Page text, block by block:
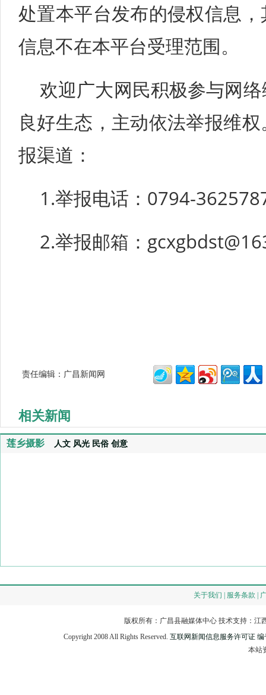
处置本平台发布的侵权信息
信息不在本平台受理范围。
欢迎广大网民积极参与网
良好生态，主动依法举报维
报渠道：
1.举报电话：0794-
2.举报邮箱：
责任编辑：广昌新闻网
相关新闻
莲乡摄影 人文 风光 民俗 创意
关于我们 | 服务条款 |
版权所有：广昌县融媒体中心 技术支持：江
Copyright 2008 All Rights Reserved.互联网新闻信息服务许可证 编
本站